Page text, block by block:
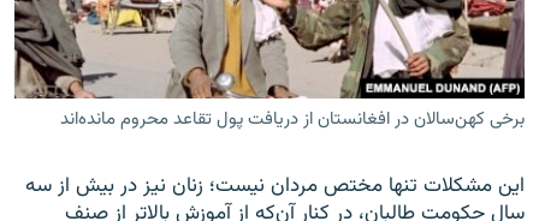
برخی کهن‌سالان در افغانستان از دریافت پول تقاعد محروم مانده‌اند
این مشکلات تنها مختص مردان نیست؛ زنان نیز در بیش از سه
سال حکومت طالبان، در کنار آن‌که از آموزش بالاتر از صنف